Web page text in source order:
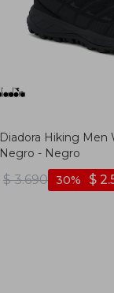
Diadora Hiking Men
Negro - Negro
$ 3.690 $
30